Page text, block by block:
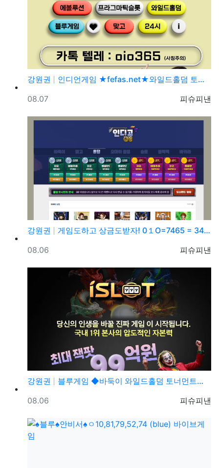
강원권
인디언게임 ★fefas.net★와일드홀덤 토너먼트 섹­…
등록자
피슈피낸
등록일
08.07
강원권
게임도하고 상금도받자! 0１O=7465 = 3464 …
등록자
피슈피낸
등록일
08.06
강원권
블루게임 ◆바둑이 와일드홀덤 토너먼트◆ pshotgam…
등록자
피슈피낸
등록일
08.06